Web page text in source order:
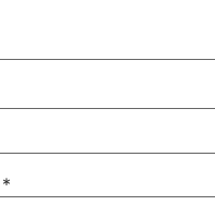
*